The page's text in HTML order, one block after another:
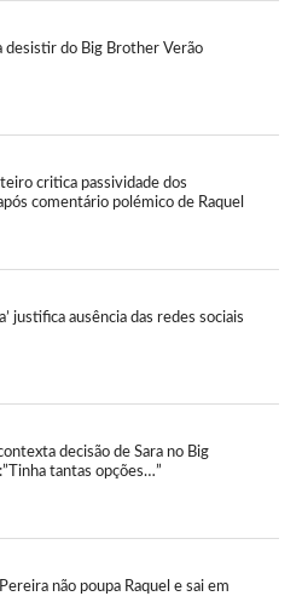
desistir do Big Brother Verão
critica passividade dos
comentário polémico de Raquel
justifica ausência das redes sociais
decisão de Sara no Big
tantas opções…”
não poupa Raquel e sai em